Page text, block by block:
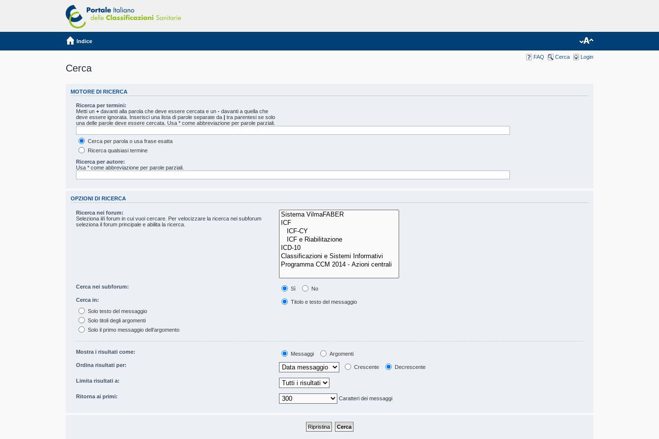
Indice
FAQ Cerca Login
Cerca
MOTORE DI RICERCA
Ricerca per termini:
Metti un +davanti alla parola che deve essere cercata e un -davanti a quella che
deve essere ignorata. Inserisci una lista di parole separate da
tra parentesi se solo
una delle parole deve essere cercata. Usa * come abbreviazione per parole parziali.
Cerca per parola o usa frase esatta
Ricerca qualsiasi termine
Ricerca per autore:
Usa * come abbreviazione per parole parziali.
OPZIONI DI RICERCA
Ricerca nei forum:
Seleziona il/i forum in cui vuoi cercare. Per velocizzare la ricerca nei subforum
seleziona il forum principale e abilita la ricerca.
Cerca nei subforum: Sì
No
Cerca in:
Titolo e testo del messaggio
Solo testo del messaggio
Solo titoli degli argomenti
Solo il primo messaggio dell’argomento
Mostra i risultati come: Messaggi
Argomenti
Ordina risultati per:
Crescente Decrescente
Limita risultati a:
Ritorna ai primi: Caratteri dei messaggi